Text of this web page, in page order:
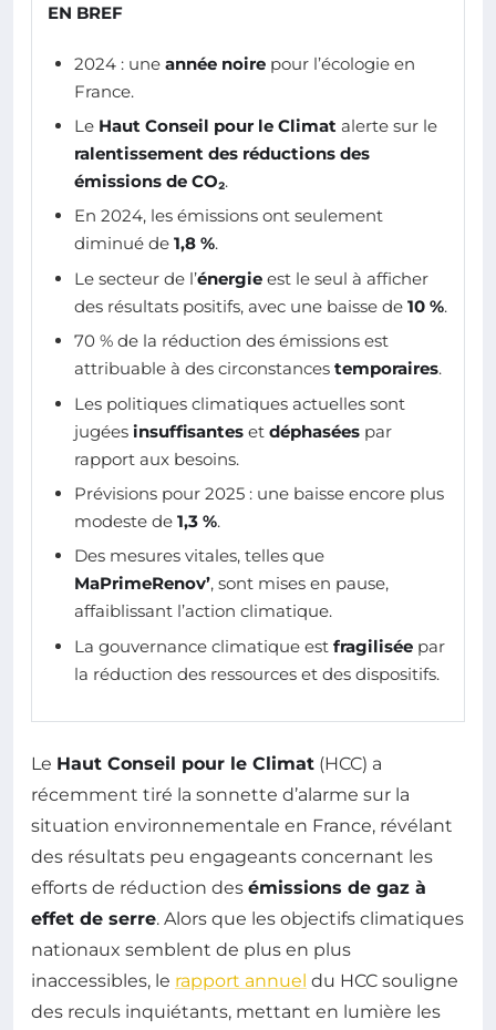
EN BREF
2024 : une année noire pour l’écologie en
France.
Le Haut Conseil pour le Climat alerte sur le
ralentissement des réductions des
émissions de CO₂.
En 2024, les émissions ont seulement
diminué de 1,8 %.
Le secteur de l’énergie est le seul à afficher
des résultats positifs, avec une baisse de 10 %.
70 % de la réduction des émissions est
attribuable à des circonstances temporaires.
Les politiques climatiques actuelles sont
jugées insuffisantes et déphasées par
rapport aux besoins.
Prévisions pour 2025 : une baisse encore plus
modeste de 1,3 %.
Des mesures vitales, telles que
MaPrimeRenov’, sont mises en pause,
affaiblissant l’action climatique.
La gouvernance climatique est fragilisée par
la réduction des ressources et des dispositifs.
Le Haut Conseil pour le Climat (HCC) a
récemment tiré la sonnette d’alarme sur la
situation environnementale en France, révélant
des résultats peu engageants concernant les
efforts de réduction des émissions de gaz à
effet de serre. Alors que les objectifs climatiques
nationaux semblent de plus en plus
inaccessibles, le rapport annuel du HCC souligne
des reculs inquiétants, mettant en lumière les